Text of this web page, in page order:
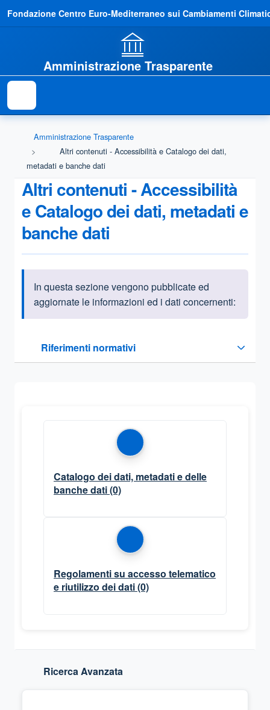
Fondazione Centro Euro-Mediterraneo sui Cambiamenti
Amministrazione Trasparente
Amministrazione Trasparente
Altri contenuti - Accessibilità e Catalogo dei dati,
metadati e banche dati
Altri contenuti - Accessibilità
e Catalogo dei dati, metadati e
banche dati
Informazioni introduttive
In questa sezione vengono pubblicate ed
aggiornate le informazioni ed i dati concernenti:
Riferimenti normativi
Sezione compressa
Catalogo dei dati, metadati e delle
banche dati(0)
Regolamenti su accesso telematico
e riutilizzo dei dati(0)
Ricerca Avanzata